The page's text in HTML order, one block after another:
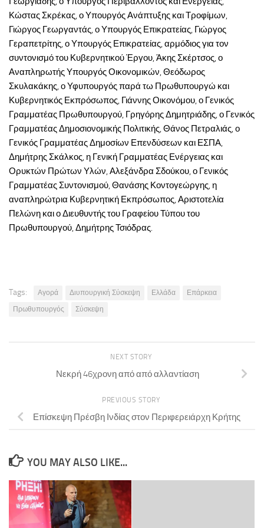
Κώστας Σκρέκας, ο Υπουργός Ανάπτυξης και Τροφίμων,
Γιώργος Γεωργαντάς, ο Υπουργός Επικρατείας, Γιώργος
Γεραπετρίτης, ο Υπουργός Επικρατείας, αρμόδιος για τον
συντονισμό του Κυβερνητικού Έργου, Άκης Σκέρτσος, ο
Αναπληρωτής Υπουργός Οικονομικών, Θεόδωρος
Σκυλακάκης, ο Υφυπουργός παρά τω Πρωθυπουργώ και
Κυβερνητικός Εκπρόσωπος, Γιάννης Οικονόμου, ο Γενικός
Γραμματέας Πρωθυπουργού, Γρηγόρης Δημητριάδης, ο Γενικός
Γραμματέας Δημοσιονομικής Πολιτικής, Θάνος Πετραλιάς, ο
Γενικός Γραμματέας Δημοσίων Επενδύσεων και ΕΣΠΑ,
Δημήτρης Σκάλκος, η Γενική Γραμματέας Ενέργειας και
Ορυκτών Πρώτων Υλών, Αλεξάνδρα Σδούκου, ο Γενικός
Γραμματέας Συντονισμού, Θανάσης Κοντογεώργης, η
αναπληρώτρια Κυβερνητική Εκπρόσωπος, Αριστοτελία
Πελώνη και ο Διευθυντής του Γραφείου Τύπου του
Πρωθυπουργού, Δημήτρης Τσιόδρας.
Tags: Αγορά Διυπουργική Σύσκεψη Ελλάδα
Επάρκεια
Πρωθυπουργός
Σύσκεψη
NEXT STORY
Νεκρή 46χρονη από από αλλαντίαση
PREVIOUS STORY
Επίσκεψη Πρέσβη Ινδίας στον Περιφερειάρχη Κρήτης
YOU MAY ALSO LIKE...